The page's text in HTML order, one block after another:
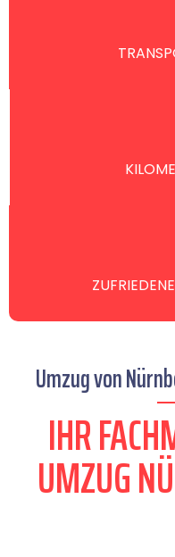
Umzug von
IHR
UMZUG